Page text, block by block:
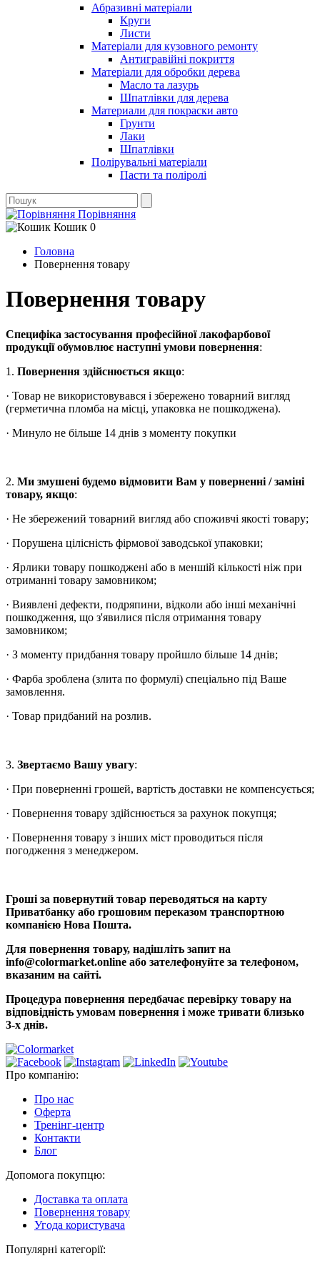
Абразивні матеріали
Круги
Листи
Матеріали для кузовного ремонту
Антигравійні покриття
Матеріали для обробки дерева
Масло та лазурь
Шпатлівки для дерева
Материали для покраски авто
Грунти
Лаки
Шпатлівки
Полірувальні матеріали
Пасти та поліролі
Порівняння
Кошик 0
Головна
Повернення товару
Повернення товару
Специфіка застосування професійної лакофарбової
продукції обумовлює наступні умови повернення:
1. Повернення здійснюється якщо:
· Товар не використовувався і збережено товарний вигляд
(герметична пломба на місці, упаковка не пошкоджена).
· Минуло не більше 14 днів з моменту покупки
2. Ми змушені будемо відмовити Вам у поверненні / заміні
товару, якщо:
· Не збережений товарний вигляд або споживчі якості товару;
· Порушена цілісність фірмової заводської упаковки;
· Ярлики товару пошкоджені або в меншій кількості ніж при
отриманні товару замовником;
· Виявлені дефекти, подряпини, відколи або інші механічні
пошкодження, що з'явилися після отримання товару
замовником;
· З моменту придбання товару пройшло більше 14 днів;
· Фарба зроблена (злита по формулі) спеціально під Ваше
замовлення.
· Товар придбаний на розлив.
3. Звертаємо Вашу увагу:
· При поверненні грошей, вартість доставки не компенсується;
· Повернення товару здійснюється за рахунок покупця;
· Повернення товару з інших міст проводиться після
погодження з менеджером.
Гроші за повернутий товар переводяться на карту
Приватбанку або грошовим переказом транспортною
компанією Нова Пошта.
Для повернення товару, надішліть запит на
info@colormarket.online або зателефонуйте за телефоном,
вказаним на сайті.
Процедура повернення передбачає перевірку товару на
відповідність умовам повернення і може тривати близько
3-х днів.
Про компанію:
Про нас
Оферта
Тренінг-центр
Контакти
Блог
Допомога покупцю:
Доставка та оплата
Повернення товару
Угода користувача
Популярні категорії: